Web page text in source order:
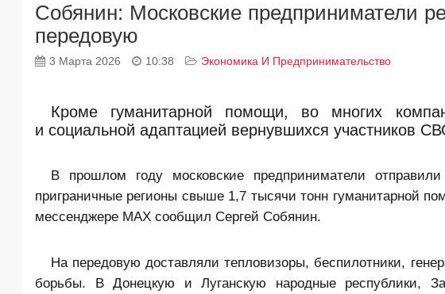
Собянин: Московские предприниматели
передовую
3 Марта 2026 10:38 Экономика И Предпринимательство
Кроме гуманитарной помощи, во многих
и социальной адаптацией вернувшихся участников
В прошлом году московские предприниматели
приграничные регионы свыше 1,7 тысячи тонн гуманитарной
мессенджере MAX сообщил Сергей Собянин.
На передовую доставляли тепловизоры, беспилотники,
борьбы. В Донецкую и Луганскую народные республики,